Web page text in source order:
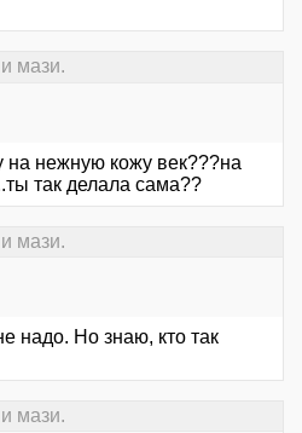
мази.
на нежную кожу век???на
так делала сама??
мази.
надо. Но знаю, кто так
мази.